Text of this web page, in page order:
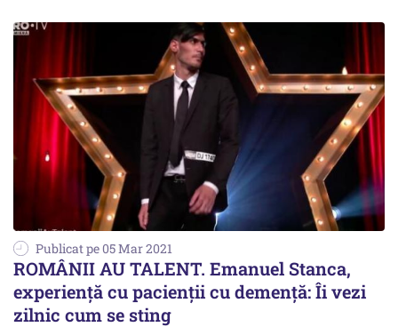
Publicat pe 05 Mar 2021
ROMÂNII AU TALENT. Emanuel Stanca,
experiență cu pacienții cu demență: Îi vezi
zilnic cum se sting